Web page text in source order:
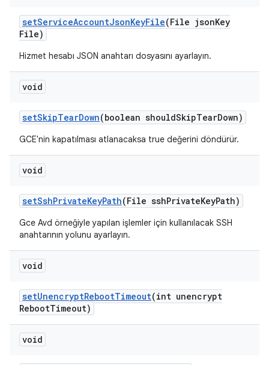
setServiceAccountJsonKeyFile(File jsonKey
File)
Hizmet hesabı JSON anahtarı dosyasını ayarlayın.
void
setSkipTearDown(boolean shouldSkipTearDown)
GCE'nin kapatılması atlanacaksa true değerini döndürür.
void
setSshPrivateKeyPath(File sshPrivateKeyPath)
Gce Avd örneğiyle yapılan işlemler için kullanılacak SSH
anahtarının yolunu ayarlayın.
void
setUnencryptRebootTimeout(int unencrypt
RebootTimeout)
void